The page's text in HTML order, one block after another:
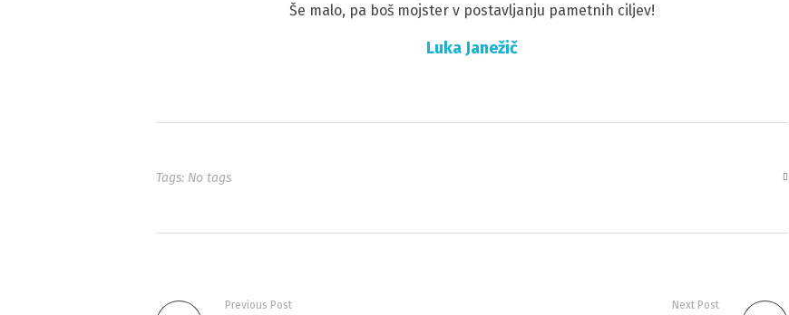
Še malo, pa boš mojster v postavljanju pametnih ciljev!
Luka Janežič
Tags: No tags
Previous Post Next Post